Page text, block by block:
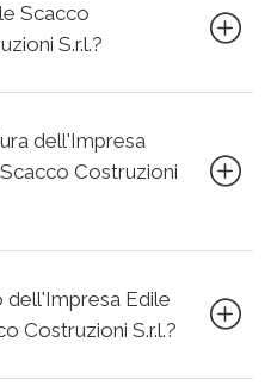
Scacco
S.r.l.?
dell'Impresa
Costruzioni
dell'Impresa Edile
Costruzioni S.r.l.?